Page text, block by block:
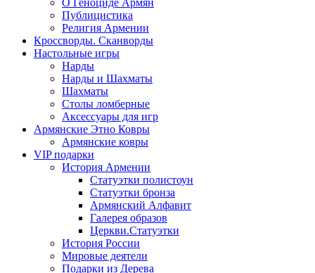
О Геноциде Армян
Публицистика
Религия Армении
Кроссворды. Сканворды
Настольные игры
Нарды
Нарды и Шахматы
Шахматы
Столы ломберные
Аксессуары для игр
Армянские Этно Ковры
Армянские ковры
VIP подарки
История Армении
Статуэтки полистоун
Статуэтки бронза
Армянский Алфавит
Галерея образов
Церкви.Статуэтки
История России
Мировые деятели
Подарки из Дерева